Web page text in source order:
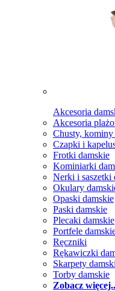
Akcesoria
Akcesoria
Chusty,
Czapki i
Frotki damskie
Kominiarki
Nerki i saszetki
Okulary
Opaski damskie
Paski damskie
Plecaki damskie
Portfele
Ręczniki
Rękawiczki
Skarpety
Torby damskie
Zobacz